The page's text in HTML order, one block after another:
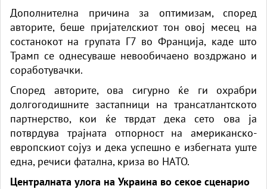
Дополнителна причина за оптимизам, според
авторите, беше пријателскиот тон овој месец на
состанокот на групата Г7 во Франција, каде што
Трамп се однесуваше невообичаено воздржано и
соработувачки.
Според авторите, ова сигурно ќе ги охрабри
долгогодишните застапници на трансатлантското
партнерство, кои ќе тврдат дека сето ова ја
потврдува трајната отпорност на американско-
европскиот сојуз и дека успешно е избегната уште
една, речиси фатална, криза во НАТО.
Централната улога на Украина во секое сценарио